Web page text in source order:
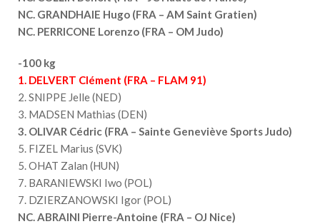
NC. GRANDHAIE Hugo (FRA – AM Saint Gratien)
NC. PERRICONE Lorenzo (FRA – OM Judo)
-100 kg
1. DELVERT Clément (FRA – FLAM 91)
2. SNIPPE Jelle (NED)
3. MADSEN Mathias (DEN)
3. OLIVAR Cédric (FRA – Sainte Geneviève Sports Judo)
5. FIZEL Marius (SVK)
5. OHAT Zalan (HUN)
7. BARANIEWSKI Iwo (POL)
7. DZIERZANOWSKI Igor (POL)
NC. ABRAINI Pierre-Antoine (FRA – OJ Nice)